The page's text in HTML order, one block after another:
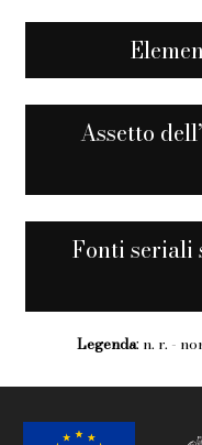
Assetto
Fonti seriali
Legenda: n. r. -